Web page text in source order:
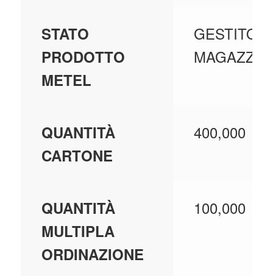
STATO
PRODOTTO
METEL
GESTITO A
QUANTITÀ
CARTONE
400,000
QUANTITÀ
MULTIPLA
ORDINAZIONE
100,000